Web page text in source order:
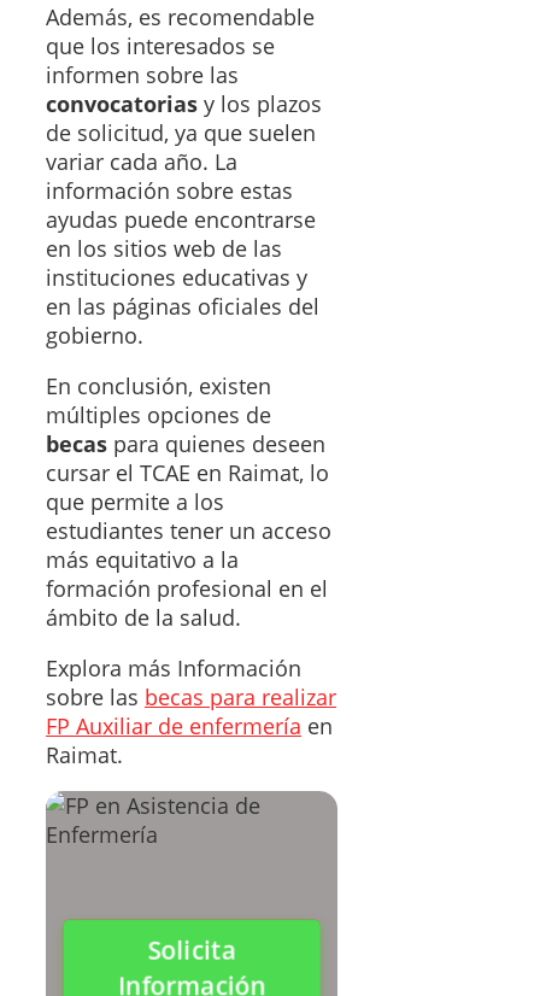
Además, es recomendable
que los interesados se
informen sobre las
convocatorias y los plazos
de solicitud, ya que suelen
variar cada año. La
información sobre estas
ayudas puede encontrarse
en los sitios web de las
instituciones educativas y
en las páginas oficiales del
gobierno.
En conclusión, existen
múltiples opciones de
becas para quienes deseen
cursar el TCAE en Raimat, lo
que permite a los
estudiantes tener un acceso
más equitativo a la
formación profesional en el
ámbito de la salud.
Explora más Información
sobre las becas para realizar
FP Auxiliar de enfermería en
Raimat.
Solicita
Información